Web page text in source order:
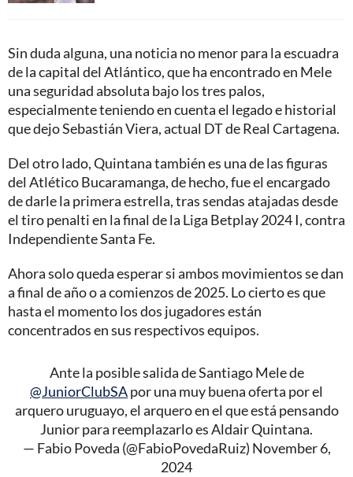
Sin duda alguna, una noticia no menor para la escuadra
de la capital del Atlántico, que ha encontrado en Mele
una seguridad absoluta bajo los tres palos,
especialmente teniendo en cuenta el legado e historial
que dejo Sebastián Viera, actual DT de Real Cartagena.
Del otro lado, Quintana también es una de las figuras
del Atlético Bucaramanga, de hecho, fue el encargado
de darle la primera estrella, tras sendas atajadas desde
el tiro penalti en la final de la Liga Betplay 2024 I, contra
Independiente Santa Fe.
Ahora solo queda esperar si ambos movimientos se dan
a final de año o a comienzos de 2025. Lo cierto es que
hasta el momento los dos jugadores están
concentrados en sus respectivos equipos.
Ante la posible salida de Santiago Mele de
@JuniorClubSApor una muy buena oferta por el
arquero uruguayo, el arquero en el que está pensando
Junior para reemplazarlo es Aldair Quintana.
— Fabio Poveda (@FabioPovedaRuiz) November 6,
2024